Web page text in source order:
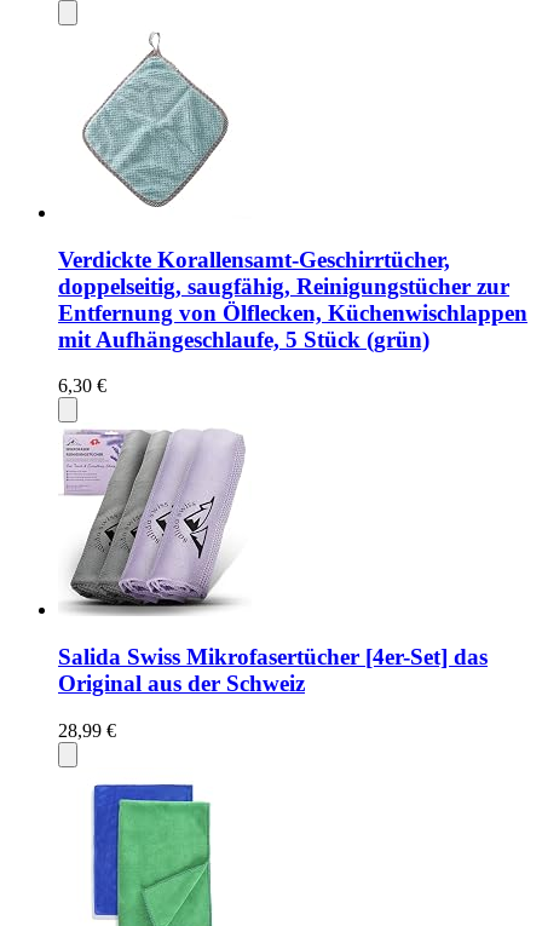
Verdickte Korallensamt-Geschirrtücher,
doppelseitig, saugfähig, Reinigungstücher zur
Entfernung von Ölflecken, Küchenwischlappen
mit Aufhängeschlaufe, 5 Stück (grün)
6,30 €
Salida Swiss Mikrofasertücher [4er-Set] das
Original aus der Schweiz
28,99 €